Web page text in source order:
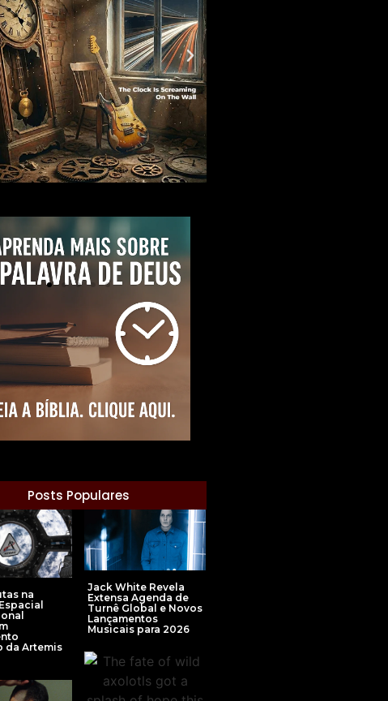
Posts Populares
na
da Artemis
Jack White Revela
Extensa Agenda de
Turnê Global e Novos
Lançamentos
Musicais para 2026